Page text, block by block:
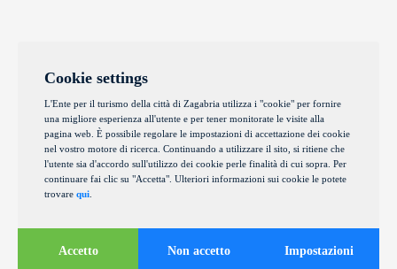
Cookie settings
L'Ente per il turismo della città di Zagabria utilizza i "cookie" per fornire
una migliore esperienza all'utente e per tener monitorate le visite alla
pagina web. È possibile regolare le impostazioni di accettazione dei cookie
nel vostro motore di ricerca. Continuando a utilizzare il sito, si ritiene che
l'utente sia d'accordo sull'utilizzo dei cookie perle finalità di cui sopra. Per
continuare fai clic su "Accetta". Ulteriori informazioni sui cookie le potete
trovare qui
Accetto Non accetto Impostazioni